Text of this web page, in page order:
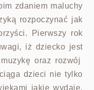
zdaniem maluchy
rozpoczynać jak
Pierwszy rok
iż dziecko jest
oraz rozwój
dzieci nie tylko
jakie wydaje.